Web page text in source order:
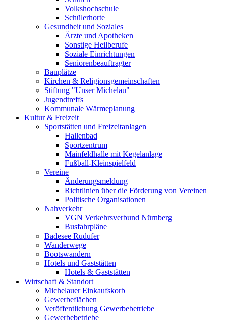
Volkshochschule
Schülerhorte
Gesundheit und Soziales
Ärzte und Apotheken
Sonstige Heilberufe
Soziale Einrichtungen
Seniorenbeauftragter
Bauplätze
Kirchen & Religionsgemeinschaften
Stiftung "Unser Michelau"
Jugendtreffs
Kommunale Wärmeplanung
Kultur & Freizeit
Sportstätten und Freizeitanlagen
Hallenbad
Sportzentrum
Mainfeldhalle mit Kegelanlage
Fußball-Kleinspielfeld
Vereine
Änderungsmeldung
Richtlinien über die Förderung von Vereinen
Politische Organisationen
Nahverkehr
VGN Verkehrsverbund Nürnberg
Busfahrpläne
Badesee Rudufer
Wanderwege
Bootswandern
Hotels und Gaststätten
Hotels & Gaststätten
Wirtschaft & Standort
Michelauer Einkaufskorb
Gewerbeflächen
Veröffentlichung Gewerbebetriebe
Gewerbebetriebe